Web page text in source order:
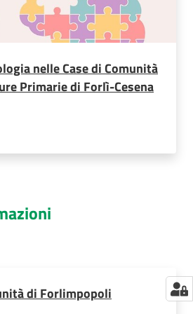
nelle Case di Comunità
Primarie di Forlì-Cesena
di Forlimpopoli